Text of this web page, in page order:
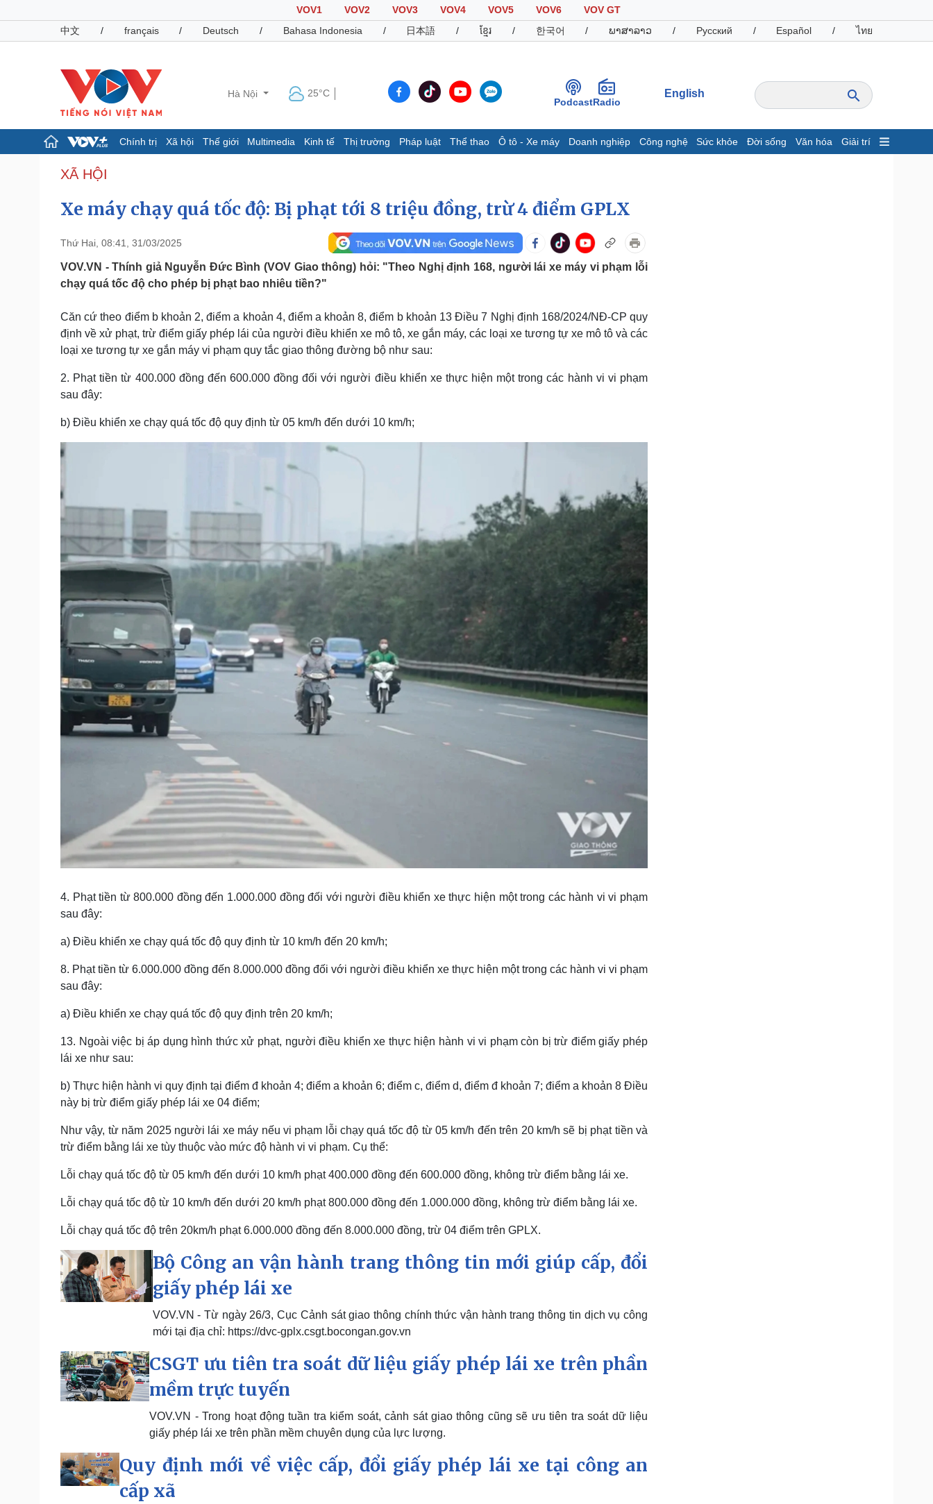
VOV1 VOV2 VOV3 VOV4 VOV5 VOV6
VOV GT
中文
/ français / Deutsch / Bahasa Indonesia / 日本語 / ខ្មែរ / 한국어 / ພາສາລາວ / Русский / Español / ไทย
Hà Nội 25°C
PodcastRadio
English
Chính trị Xã hội Thế giới Multimedia Kinh tế Thị trường Pháp luật Thể thao Ô tô - Xe máy Doanh nghiệp Công nghệ Sức khỏe Đời sống Văn hóa Giải trí
Chính trị
Tổ chức nhân sự
Quốc hội
Dự báo thời tiết
Giáo dục
Biển đảo
Cuộc sống đó đây
Hồ sơ
Ảnh
E-Magazine
Infographic
Khởi nghiệp
Pháp luật
Tin nóng
Tư vấn luật
Quân sự - Quốc phòng
Việt Nam
Phân tích
Lịch thi đấu bóng đá
Thế giới thể thao
eSports
Xe máy
Tư vấn
Doanh nghiệp 24h
Doanh nhân
Sức khỏe
Cây thuốc
Ăn sạch sống khỏe
Đời sống
Blog
Văn hóa
Văn học
Giải trí
Du lịch
XÃ HỘI
Xe máy chạy quá tốc độ: Bị phạt tới 8 triệu đồng, trừ 4 điểm GPLX
Thứ Hai, 08:41, 31/03/2025
VOV.VN - Thính giả Nguyễn Đức Bình (VOV Giao thông) hỏi: "Theo Nghị định 168, người lái xe máy vi phạm lỗi
chạy quá tốc độ cho phép bị phạt bao nhiêu tiền?"
Căn cứ theo điểm b khoản 2, điểm a khoản 4, điểm a khoản 8, điểm b khoản 13 Điều 7 Nghị định 168/2024/NĐ-CP quy
định về xử phạt, trừ điểm giấy phép lái của người điều khiển xe mô tô, xe gắn máy, các loại xe tương tự xe mô tô và các
loại xe tương tự xe gắn máy vi phạm quy tắc giao thông đường bộ như sau:
2. Phạt tiền từ 400.000 đồng đến 600.000 đồng đối với người điều khiển xe thực hiện một trong các hành vi vi phạm
sau đây:
b) Điều khiển xe chạy quá tốc độ quy định từ 05 km/h đến dưới 10 km/h;
4. Phạt tiền từ 800.000 đồng đến 1.000.000 đồng đối với người điều khiển xe thực hiện một trong các hành vi vi phạm
sau đây:
a) Điều khiển xe chạy quá tốc độ quy định từ 10 km/h đến 20 km/h;
8. Phạt tiền từ 6.000.000 đồng đến 8.000.000 đồng đối với người điều khiển xe thực hiện một trong các hành vi vi phạm
sau đây:
a) Điều khiển xe chạy quá tốc độ quy định trên 20 km/h;
13. Ngoài việc bị áp dụng hình thức xử phạt, người điều khiển xe thực hiện hành vi vi phạm còn bị trừ điểm giấy phép
lái xe như sau:
b) Thực hiện hành vi quy định tại điểm đ khoản 4; điểm a khoản 6; điểm c, điểm d, điểm đ khoản 7; điểm a khoản 8 Điều
này bị trừ điểm giấy phép lái xe 04 điểm;
Như vậy, từ năm 2025 người lái xe máy nếu vi phạm lỗi chạy quá tốc độ từ 05 km/h đến trên 20 km/h sẽ bị phạt tiền và
trừ điểm bằng lái xe tùy thuộc vào mức độ hành vi vi phạm. Cụ thể:
Lỗi chạy quá tốc độ từ 05 km/h đến dưới 10 km/h phạt 400.000 đồng đến 600.000 đồng, không trừ điểm bằng lái xe.
Lỗi chạy quá tốc độ từ 10 km/h đến dưới 20 km/h phạt 800.000 đồng đến 1.000.000 đồng, không trừ điểm bằng lái xe.
Lỗi chạy quá tốc độ trên 20km/h phạt 6.000.000 đồng đến 8.000.000 đồng, trừ 04 điểm trên GPLX.
Bộ Công an vận hành trang thông tin mới giúp cấp, đổi
giấy phép lái xe
VOV.VN - Từ ngày 26/3, Cục Cảnh sát giao thông chính thức vận hành trang thông tin dịch vụ công
mới tại địa chỉ: https://dvc-gplx.csgt.bocongan.gov.vn
CSGT ưu tiên tra soát dữ liệu giấy phép lái xe trên phần
mềm trực tuyến
VOV.VN - Trong hoạt động tuần tra kiểm soát, cảnh sát giao thông cũng sẽ ưu tiên tra soát dữ liệu
giấy phép lái xe trên phần mềm chuyên dụng của lực lượng.
Quy định mới về việc cấp, đổi giấy phép lái xe tại công an
cấp xã